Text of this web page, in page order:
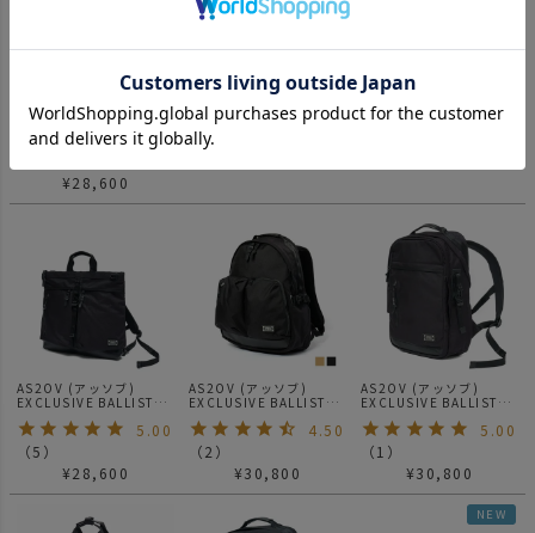
330×1000D
CORDURA STANDARD
SERIES DAY PACK / バ
5.00
¥28,600
AS2OV (アッソブ)
WATER PROOF
CORDURA 305D 2WAY
TOTE 2WAY リュック
KHAKI
AS2OV (アッソブ)
WATER PROOF
AS2OV (アッソブ)
EXCLUSIVE BALLISTIC
NYLON 3WAY HELMET
BACKPACK バックパッ
ク / ショルダー / トート
5.00
（5 ）
¥28,600
AS2OV (アッソブ)
EXCLUSIVE BALLISTIC
2POCKET DAYPACK / 2
ポケット デイパック バ
ックパック
4.50
（2 ）
¥30,800
AS2OV (アッソブ)
EXCLUSIVE BALLISTIC
NYLON DAY PACK / ビ
ジネスリュック ビジネス
バッグ
5.00
（1 ）
¥30,800
NEW